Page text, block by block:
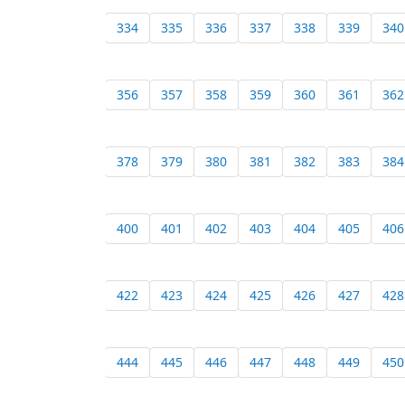
334 335 336 337 338 339 340
356 357 358 359 360 361 362
378 379 380 381 382 383 384
400 401 402 403 404 405 406
422 423 424 425 426 427 428
444 445 446 447 448 449 450